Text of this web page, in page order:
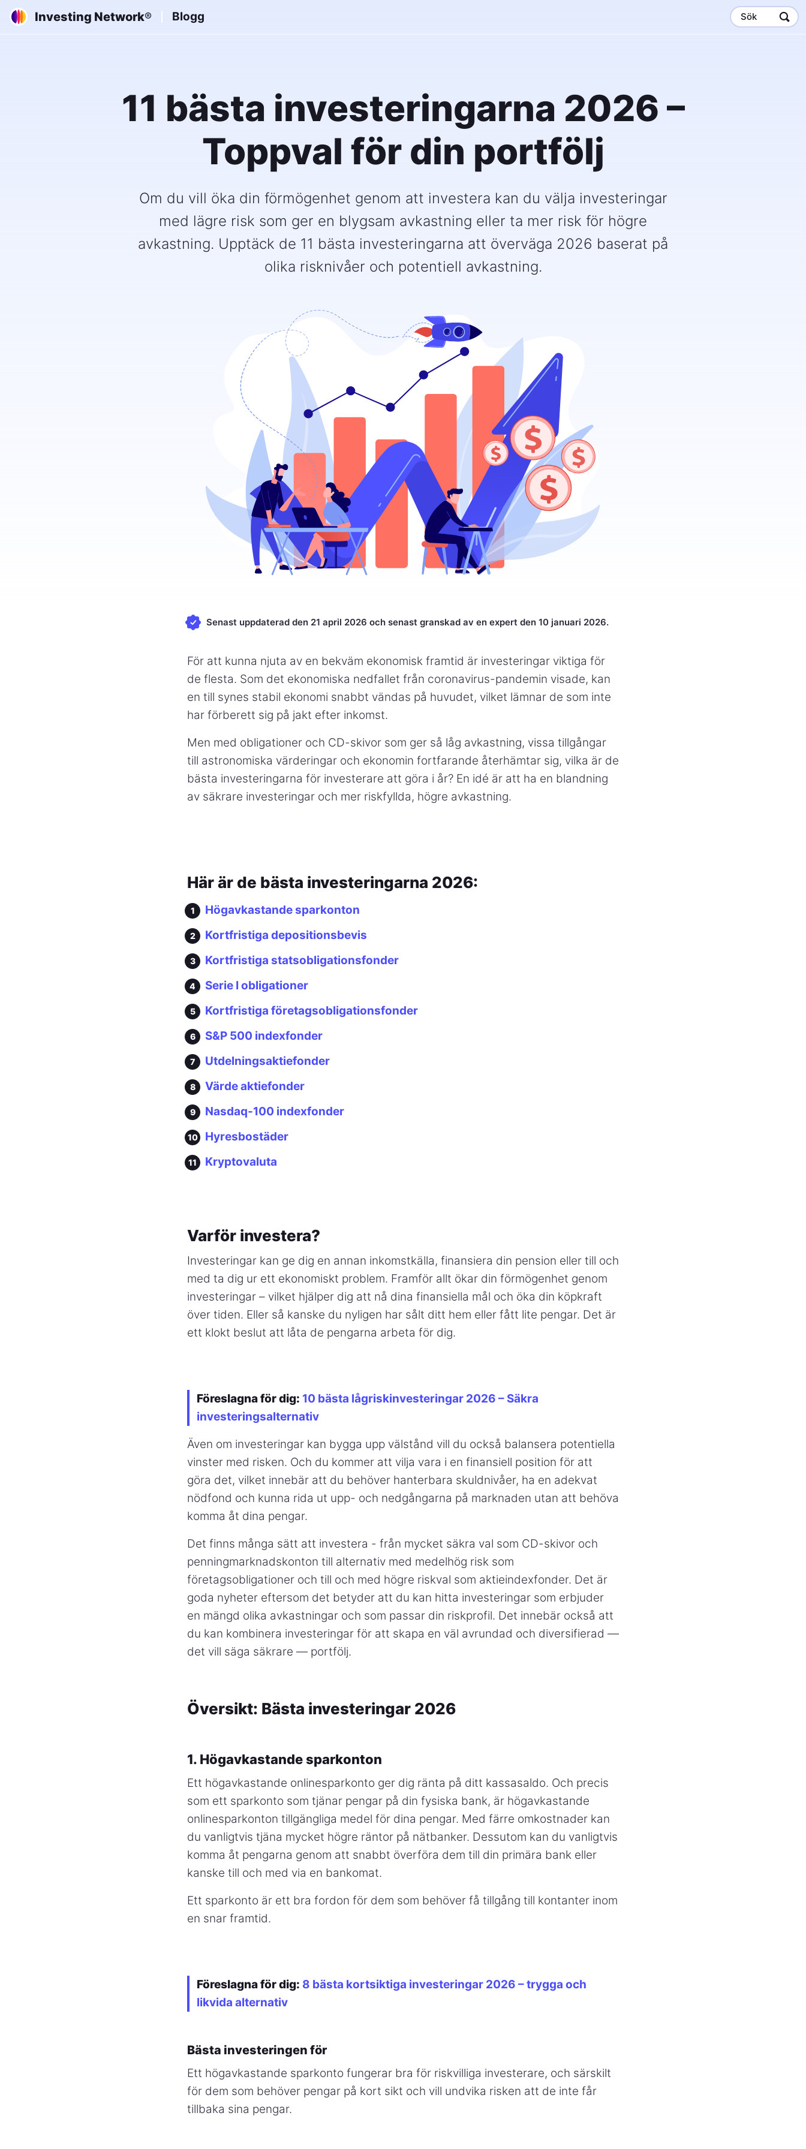
Investing Network® Blogg Sök
11 bästa investeringarna 2026 –
Toppval för din portfölj
Om du vill öka din förmögenhet genom att investera kan du välja investeringar
med lägre risk som ger en blygsam avkastning eller ta mer risk för högre
avkastning. Upptäck de 11 bästa investeringarna att överväga 2026 baserat på
olika risknivåer och potentiell avkastning.
Senast uppdaterad den 21 april 2026 och senast granskad av en expert den 10 januari 2026.
För att kunna njuta av en bekväm ekonomisk framtid är investeringar viktiga för
de flesta. Som det ekonomiska nedfallet från coronavirus-pandemin visade, kan
en till synes stabil ekonomi snabbt vändas på huvudet, vilket lämnar de som inte
har förberett sig på jakt efter inkomst.
Men med obligationer och CD-skivor som ger så låg avkastning, vissa tillgångar
till astronomiska värderingar och ekonomin fortfarande återhämtar sig, vilka är de
bästa investeringarna för investerare att göra i år? En idé är att ha en blandning
av säkrare investeringar och mer riskfyllda, högre avkastning.
Här är de bästa investeringarna 2026:
Högavkastande sparkonton
Kortfristiga depositionsbevis
Kortfristiga statsobligationsfonder
Serie I obligationer
Kortfristiga företagsobligationsfonder
S&P 500 indexfonder
Utdelningsaktiefonder
Värde aktiefonder
Nasdaq-100 indexfonder
Hyresbostäder
Kryptovaluta
Varför investera?
Investeringar kan ge dig en annan inkomstkälla, finansiera din pension eller till och
med ta dig ur ett ekonomiskt problem. Framför allt ökar din förmögenhet genom
investeringar – vilket hjälper dig att nå dina finansiella mål och öka din köpkraft
över tiden. Eller så kanske du nyligen har sålt ditt hem eller fått lite pengar. Det är
ett klokt beslut att låta de pengarna arbeta för dig.
Föreslagna för dig: 10 bästa lågriskinvesteringar 2026 – Säkra
investeringsalternativ
Även om investeringar kan bygga upp välstånd vill du också balansera potentiella
vinster med risken. Och du kommer att vilja vara i en finansiell position för att
göra det, vilket innebär att du behöver hanterbara skuldnivåer, ha en adekvat
nödfond och kunna rida ut upp- och nedgångarna på marknaden utan att behöva
komma åt dina pengar.
Det finns många sätt att investera - från mycket säkra val som CD-skivor och
penningmarknadskonton till alternativ med medelhög risk som
företagsobligationer och till och med högre riskval som aktieindexfonder. Det är
goda nyheter eftersom det betyder att du kan hitta investeringar som erbjuder
en mängd olika avkastningar och som passar din riskprofil. Det innebär också att
du kan kombinera investeringar för att skapa en väl avrundad och diversifierad —
det vill säga säkrare — portfölj.
Översikt: Bästa investeringar 2026
1. Högavkastande sparkonton
Ett högavkastande onlinesparkonto ger dig ränta på ditt kassasaldo. Och precis
som ett sparkonto som tjänar pengar på din fysiska bank, är högavkastande
onlinesparkonton tillgängliga medel för dina pengar. Med färre omkostnader kan
du vanligtvis tjäna mycket högre räntor på nätbanker. Dessutom kan du vanligtvis
komma åt pengarna genom att snabbt överföra dem till din primära bank eller
kanske till och med via en bankomat.
Ett sparkonto är ett bra fordon för dem som behöver få tillgång till kontanter inom
en snar framtid.
Föreslagna för dig: 8 bästa kortsiktiga investeringar 2026 – trygga och
likvida alternativ
Bästa investeringen för
Ett högavkastande sparkonto fungerar bra för riskvilliga investerare, och särskilt
för dem som behöver pengar på kort sikt och vill undvika risken att de inte får
tillbaka sina pengar.